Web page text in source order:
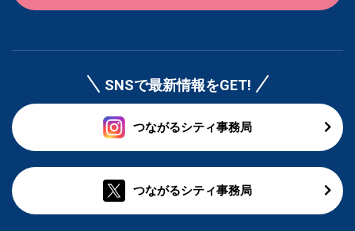
SNSで最新情報をGET!
つながるシティ事務局
つながるシティ事務局